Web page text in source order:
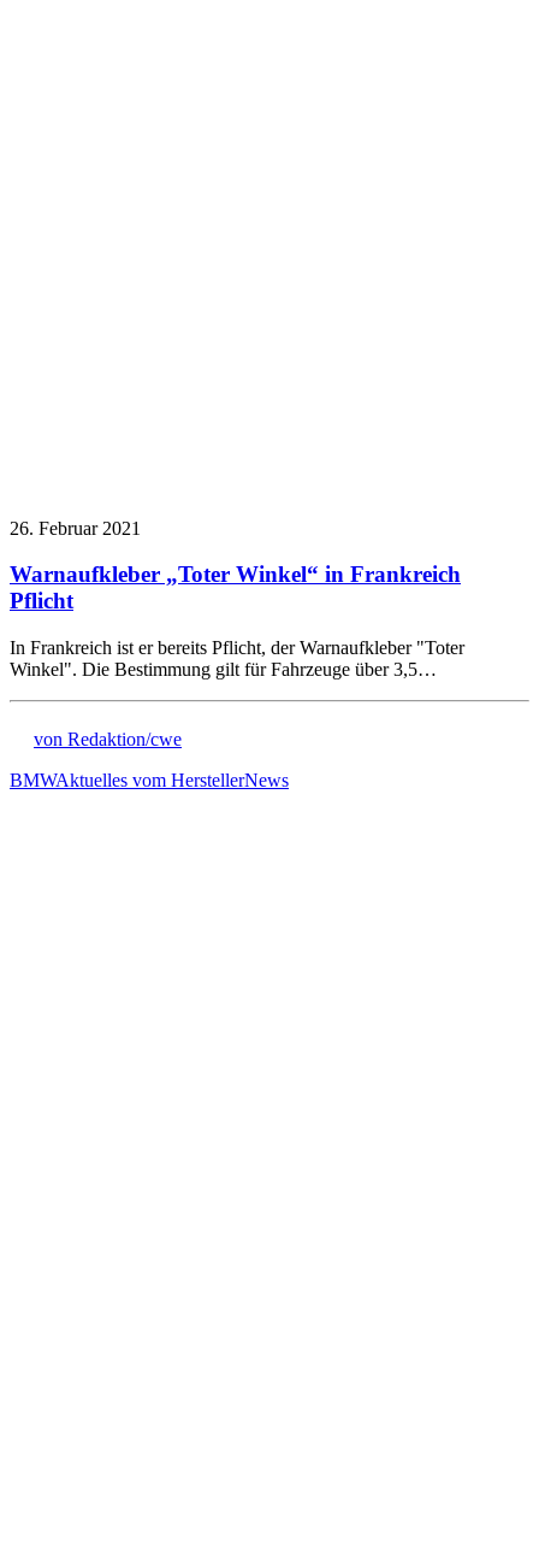
26. Februar 2021
Warnaufkleber „Toter Winkel“ in Frankreich
Pflicht
In Frankreich ist er bereits Pflicht, der Warnaufkleber "Toter
Winkel". Die Bestimmung gilt für Fahrzeuge über 3,5…
von Redaktion/cwe
BMWAktuelles vom HerstellerNews